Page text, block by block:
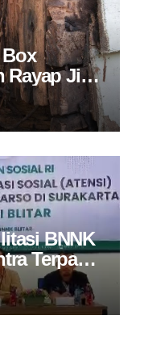
Rayap Jika
BNNK
Terpadu